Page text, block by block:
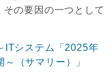
の要因の一つとして
ITシステム「2025年
（サマリー）」